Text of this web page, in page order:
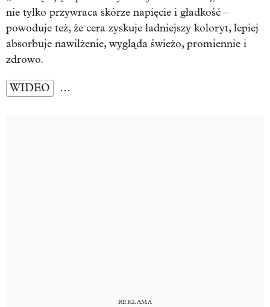
nie tylko przywraca skórze napięcie i gładkość –
powoduje też, że cera zyskuje ładniejszy koloryt, lepiej
absorbuje nawilżenie, wygląda świeżo, promiennie i
zdrowo.
WIDEO …